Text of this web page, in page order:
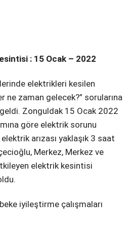
: 15 Ocak – 2022
elektrikleri kesilen
ne zaman gelecek?” sorularına
Zonguldak 15 Ocak 2022
göre elektrik sorunu
arızası yaklaşık 3 saat
Merkez, Merkez ve
elektrik kesintisi
i̇yi̇leşti̇rme çalışmaları